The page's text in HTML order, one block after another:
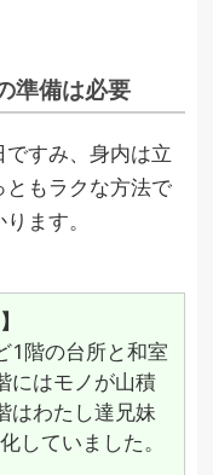
準備は必要
すみ、身内は立
もラクな方法で
ます。
1階の台所と和室
にはモノが山積
はわたし達兄妹
していました。